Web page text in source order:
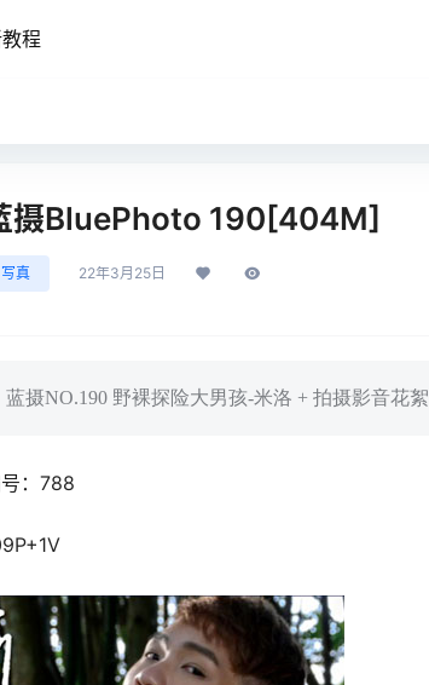
程
摄BluePhoto 190[404M]
写真 22年3月25日
蓝摄NO.190 野裸探险大男孩-米洛 + 拍摄影音花絮
：788